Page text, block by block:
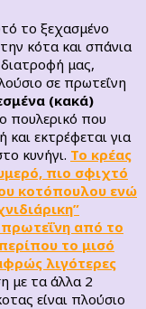
το ξεχασμένο
κότα και σπάνια
μας,
σε πρωτεΐνη
(κακά)
πουλερικό που
εκτρέφεται για
κυνήγι. Το κρέας
πιο σφιχτό
κοτόπουλου ενώ
πρωτεΐνη από το
το μισό
λιγότερες
με τα άλλα 2
είναι πλούσιο